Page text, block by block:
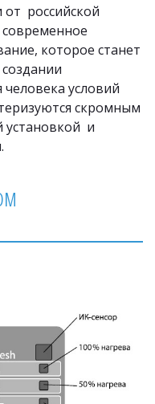
российской
которое станет
условий
скромным
и